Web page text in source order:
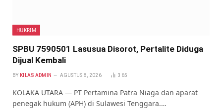
HUKRIM
SPBU 7590501 Lasusua Disorot, Pertalite Diduga
Dijual Kembali
BY KILAS ADMIN AGUSTUS 8, 2026 365
KOLAKA UTARA — PT Pertamina Patra Niaga dan aparat
penegak hukum (APH) di Sulawesi Tenggara.…